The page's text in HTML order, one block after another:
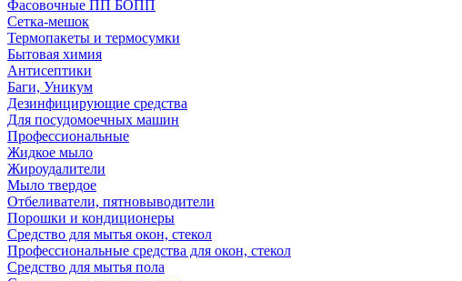
Фасовочные ПП БОПП
Сетка-мешок
Термопакеты и термосумки
Бытовая химия
Антисептики
Баги, Уникум
Дезинфицирующие средства
Для посудомоечных машин
Профессиональные
Жидкое мыло
Жироудалители
Мыло твердое
Отбеливатели, пятновыводители
Порошки и кондиционеры
Средство для мытья окон, стекол
Профессиональные средства для окон, стекол
Средство для мытья пола